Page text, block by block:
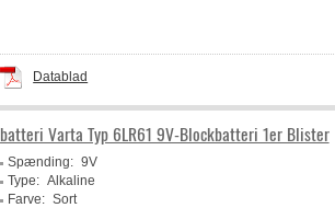
Datablad
batteri Varta Typ 6LR61 9V-Blockbatteri 1er Blister
Spænding: 9V
Type: Alkaline
Farve: Sort